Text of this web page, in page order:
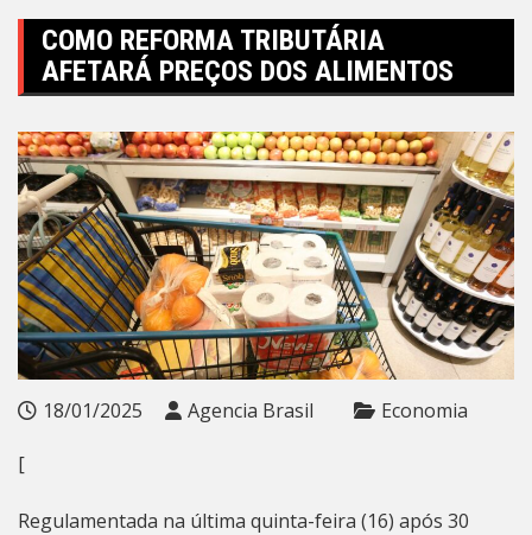
COMO REFORMA TRIBUTÁRIA
AFETARÁ PREÇOS DOS ALIMENTOS
18/01/2025 Agencia Brasil Economia
[
Regulamentada na última quinta-feira (16) após 30